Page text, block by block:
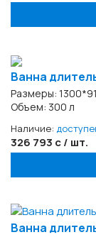
Ванна
Размеры:
Объем: 300 л
Наличие:
326 793 с / шт.
Ванна